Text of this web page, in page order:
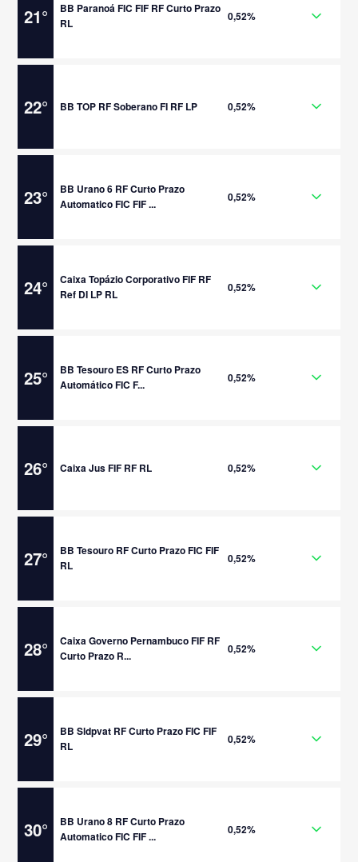
21°
BB Paranoá FIC FIF RF Curto Prazo
RL
0,52%
22° BB TOP RF Soberano FI RF LP 0,52%
23°
BB Urano 6 RF Curto Prazo
Automatico FIC FIF ...
0,52%
24°
Caixa Topázio Corporativo FIF RF
Ref DI LP RL
0,52%
25°
BB Tesouro ES RF Curto Prazo
Automático FIC F...
0,52%
26° Caixa Jus FIF RF RL 0,52%
27°
BB Tesouro RF Curto Prazo FIC FIF
RL
0,52%
28°
Caixa Governo Pernambuco FIF RF
Curto Prazo R...
0,52%
29°
BB Sldpvat RF Curto Prazo FIC FIF
RL
0,52%
30°
BB Urano 8 RF Curto Prazo
Automatico FIC FIF ...
0,52%